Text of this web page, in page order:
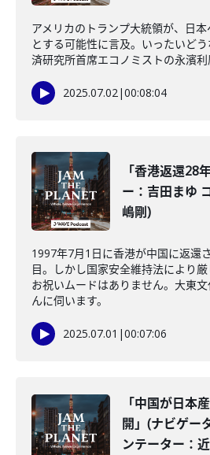
アメリカのトランプ大統領が、日
とする可能性に言及。いったいど
済研究所首席エコノミストの永濱利
2025.07.02|00:08:04
「香港返還28
ー：吉田まゆ
嶋剛)
1997年7月1日に香港が中国に返還
目。しかし国家安全維持法により厳
お祝いムードはありません。大東
んに伺います。
2025.07.01 |00:07:06
「中国が日本
開」(ナビゲー
ンテーター：